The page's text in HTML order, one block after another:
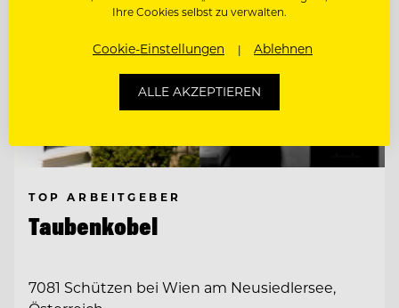
TOP ARBEITGEBER
Taubenkobel
7081 Schützen bei Wien am Neusiedlersee,
Ihre Cookies selbst zu verwalten.
Cookie-Einstellungen Ablehnen
ALLE AKZEPTIEREN